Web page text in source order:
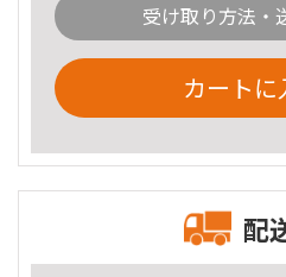
受け取り方法・
カートに
配